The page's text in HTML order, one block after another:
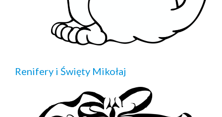
Renifery i Święty Mikołaj